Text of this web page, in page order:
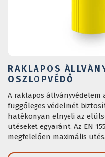
RAKLAPOS
OSZLOPVÉDŐ
A raklapos állványvédelem
függőleges védelmét
hatékonyan elnyeli az
ütéseket egyaránt. Az EN
megfelelően maximális